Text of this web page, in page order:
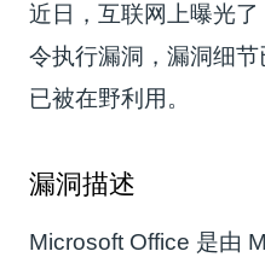
近日，互联网上曝光
令执行漏洞，漏洞细
已被在野利用。
漏洞描述
Microsoft Office 是由